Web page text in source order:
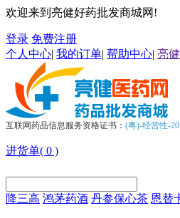
欢迎来到亮健好药批发商城网!
登录 免费注册
个人中心| 我的订单| 帮助中心| 亮
互联网药品信息服务资格证书： (粤)-经营性-
进货单( 0 )
降三高 鸿茅药酒 丹参保心茶 恩替